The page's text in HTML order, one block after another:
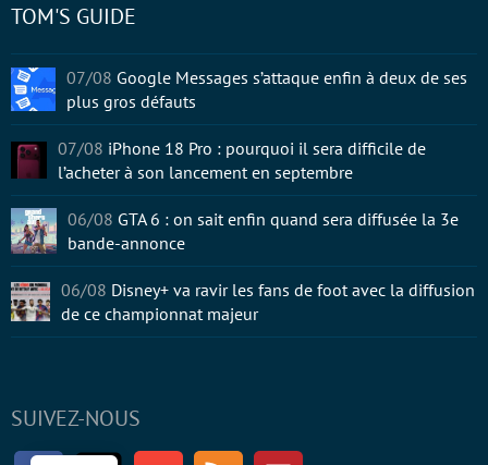
SUIVEZ-NOUS
TOM'S GUIDE
07/08 Google Messages s’attaque enfin à deux de ses
plus gros défauts
07/08 iPhone 18 Pro : pourquoi il sera difficile de
l’acheter à son lancement en septembre
06/08 GTA 6 : on sait enfin quand sera diffusée la 3e
bande-annonce
06/08 Disney+ va ravir les fans de foot avec la diffusion
de ce championnat majeur